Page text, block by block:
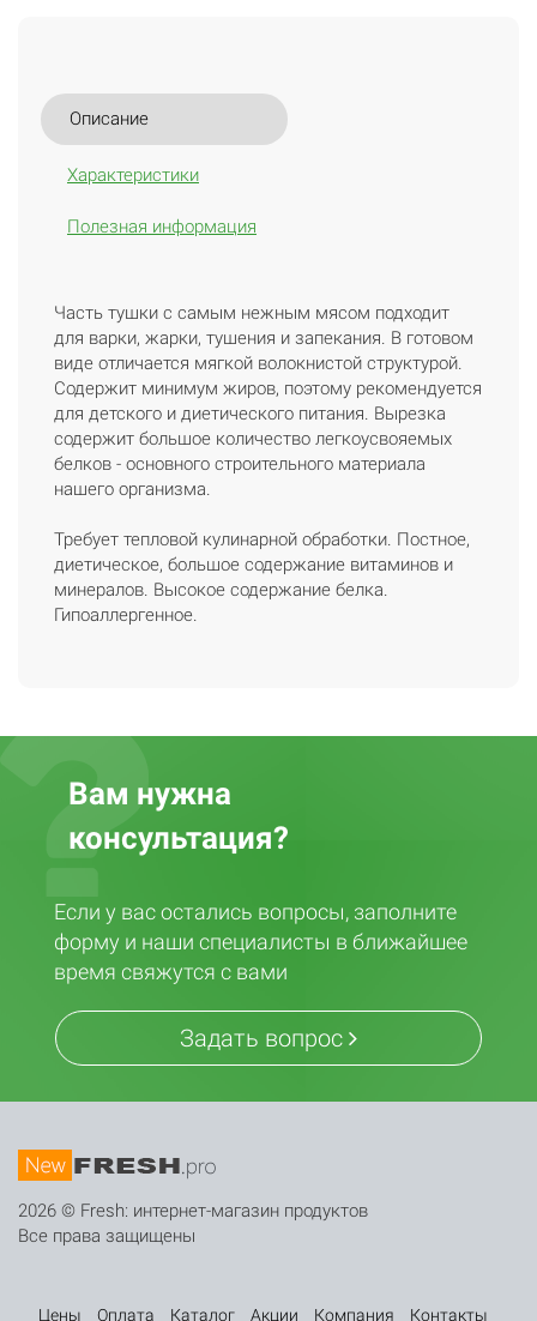
Описание
Характеристики
Полезная информация
Часть тушки с самым нежным мясом подходит
для варки, жарки, тушения и запекания. В готовом
виде отличается мягкой волокнистой структурой.
Содержит минимум жиров, поэтому рекомендуется
для детского и диетического питания. Вырезка
содержит большое количество легкоусвояемых
белков - основного строительного материала
нашего организма.
Требует тепловой кулинарной обработки. Постное,
диетическое, большое содержание витаминов и
минералов. Высокое содержание белка.
Гипоаллергенное.
Вам нужна
консультация?
Если у вас остались вопросы, заполните
форму и наши специалисты в ближайшее
время свяжутся с вами
Задать вопрос
2026 © Fresh: интернет-магазин продуктов
Все права защищены
Цены Оплата Каталог Акции Компания Контакты